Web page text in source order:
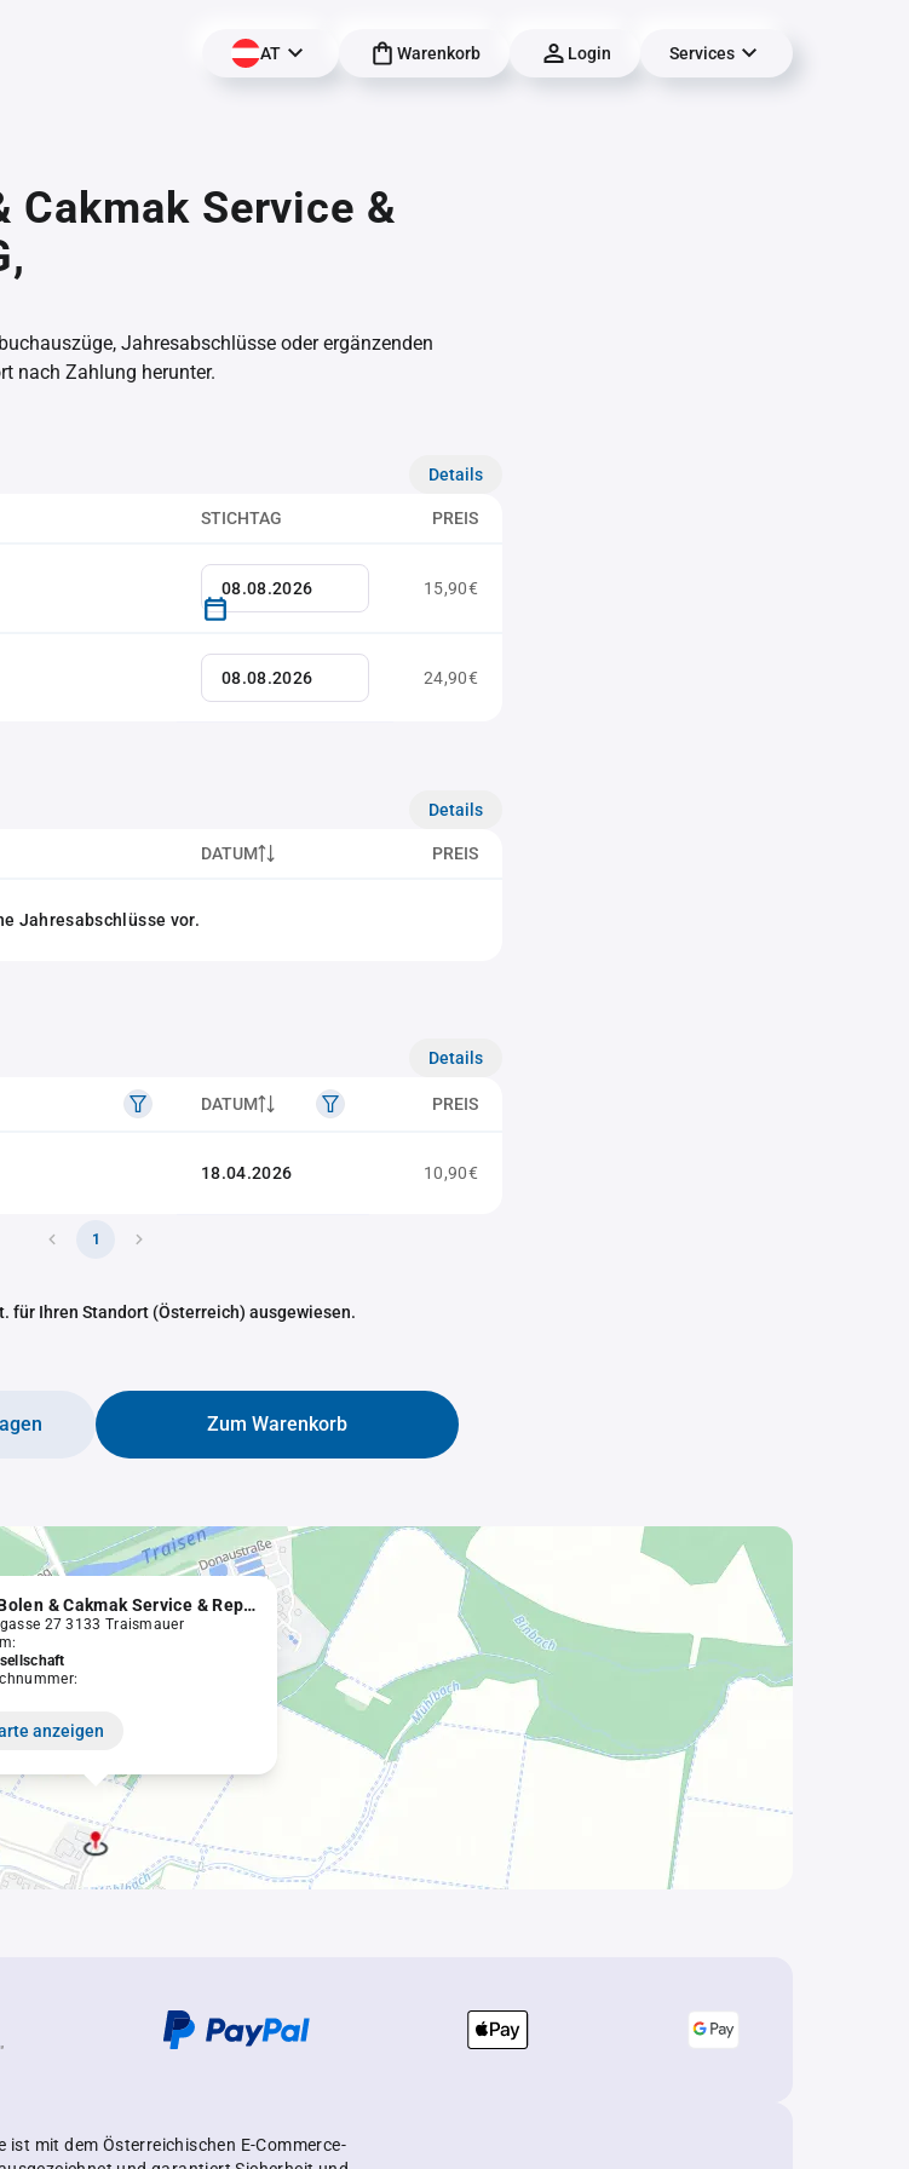
AT Warenkorb Login Services
Cakmak Service &
Jahresabschlüsse oder ergänzenden
nach Zahlung herunter.
Details
STICHTAG PREIS
15,90€
24,90€
Details
DATUM PREIS
Jahresabschlüsse vor.
Details
DATUM PREIS
18.04.2026 10,90€
1
für Ihren Standort (Österreich) ausgewiesen.
Zum Warenkorb
KFZ BC Bolen & Cakmak Service & Reparaturen OG
27 3133 Traismauer
anzeigen
ist mit dem Österreichischen E-Commerce-